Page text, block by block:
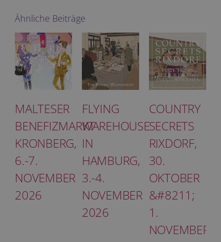
Ähnliche Beiträge
MALTESER
BENEFIZMARKT
KRONBERG,
6.-7.
NOVEMBER
2026
FLYING
WAREHOUSE
IN
HAMBURG,
3.-4.
NOVEMBER
2026
COUNTRY
SECRETS
RIXDORF,
30.
OKTOBER
&#8211;
1.
NOVEMBER